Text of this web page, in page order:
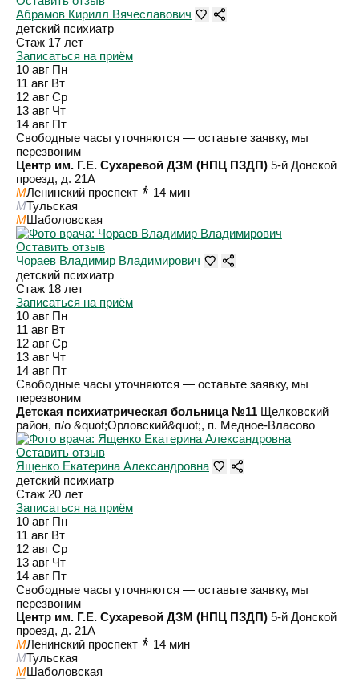
Абрамов Кирилл Вячеславович
детский психиатр
Стаж 17 лет
Записаться на приём
10 авг Пн
11 авг Вт
12 авг Ср
13 авг Чт
14 авг Пт
Свободные часы уточняются — оставьте заявку, мы
перезвоним
Центр им. Г.Е. Сухаревой ДЗМ (НПЦ ПЗДП) 5-й Донской
проезд, д. 21А
MЛенинский проспект
14 мин
MТульская
MШаболовская
Оставить отзыв
Чораев Владимир Владимирович
детский психиатр
Стаж 18 лет
Записаться на приём
10 авг Пн
11 авг Вт
12 авг Ср
13 авг Чт
14 авг Пт
Свободные часы уточняются — оставьте заявку, мы
перезвоним
Детская психиатрическая больница №11 Щелковский
район, п/о &quot;Орловский&quot;, п. Медное-Власово
Оставить отзыв
Ященко Екатерина Александровна
детский психиатр
Стаж 20 лет
Записаться на приём
10 авг Пн
11 авг Вт
12 авг Ср
13 авг Чт
14 авг Пт
Свободные часы уточняются — оставьте заявку, мы
перезвоним
Центр им. Г.Е. Сухаревой ДЗМ (НПЦ ПЗДП) 5-й Донской
проезд, д. 21А
MЛенинский проспект
14 мин
MТульская
MШаболовская